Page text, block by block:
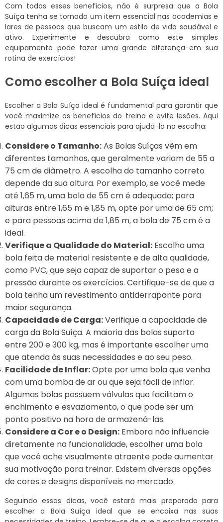
Com todos esses benefícios, não é surpresa que a Bola
Suíça tenha se tornado um item essencial nas academias e
lares de pessoas que buscam um estilo de vida saudável e
ativo. Experimente e descubra como este simples
equipamento pode fazer uma grande diferença em sua
rotina de exercícios!
Como escolher a Bola Suíça ideal
Escolher a Bola Suíça ideal é fundamental para garantir que
você maximize os benefícios do treino e evite lesões. Aqui
estão algumas dicas essenciais para ajudá-lo na escolha:
Considere o Tamanho:As Bolas Suíças vêm em
diferentes tamanhos, que geralmente variam de 55 a
75 cm de diâmetro. A escolha do tamanho correto
depende da sua altura. Por exemplo, se você mede
até 1,65 m, uma bola de 55 cm é adequada; para
alturas entre 1,65 m e 1,85 m, opte por uma de 65 cm;
e para pessoas acima de 1,85 m, a bola de 75 cm é a
ideal.
Verifique a Qualidade do Material: Escolha uma
bola feita de material resistente e de alta qualidade,
como PVC, que seja capaz de suportar o peso e a
pressão durante os exercícios. Certifique-se de que a
bola tenha um revestimento antiderrapante para
maior segurança.
Capacidade de Carga:Verifique a capacidade de
carga da Bola Suíça. A maioria das bolas suporta
entre 200 e 300 kg, mas é importante escolher uma
que atenda às suas necessidades e ao seu peso.
Facilidade de Inflar:Opte por uma bola que venha
com uma bomba de ar ou que seja fácil de inflar.
Algumas bolas possuem válvulas que facilitam o
enchimento e esvaziamento, o que pode ser um
ponto positivo na hora de armazená-las.
Considere a Cor e o Design: Embora não influencie
diretamente na funcionalidade, escolher uma bola
que você ache visualmente atraente pode aumentar
sua motivação para treinar. Existem diversas opções
de cores e designs disponíveis no mercado.
Seguindo essas dicas, você estará mais preparado para
escolher a Bola Suíça ideal que se encaixa nas suas